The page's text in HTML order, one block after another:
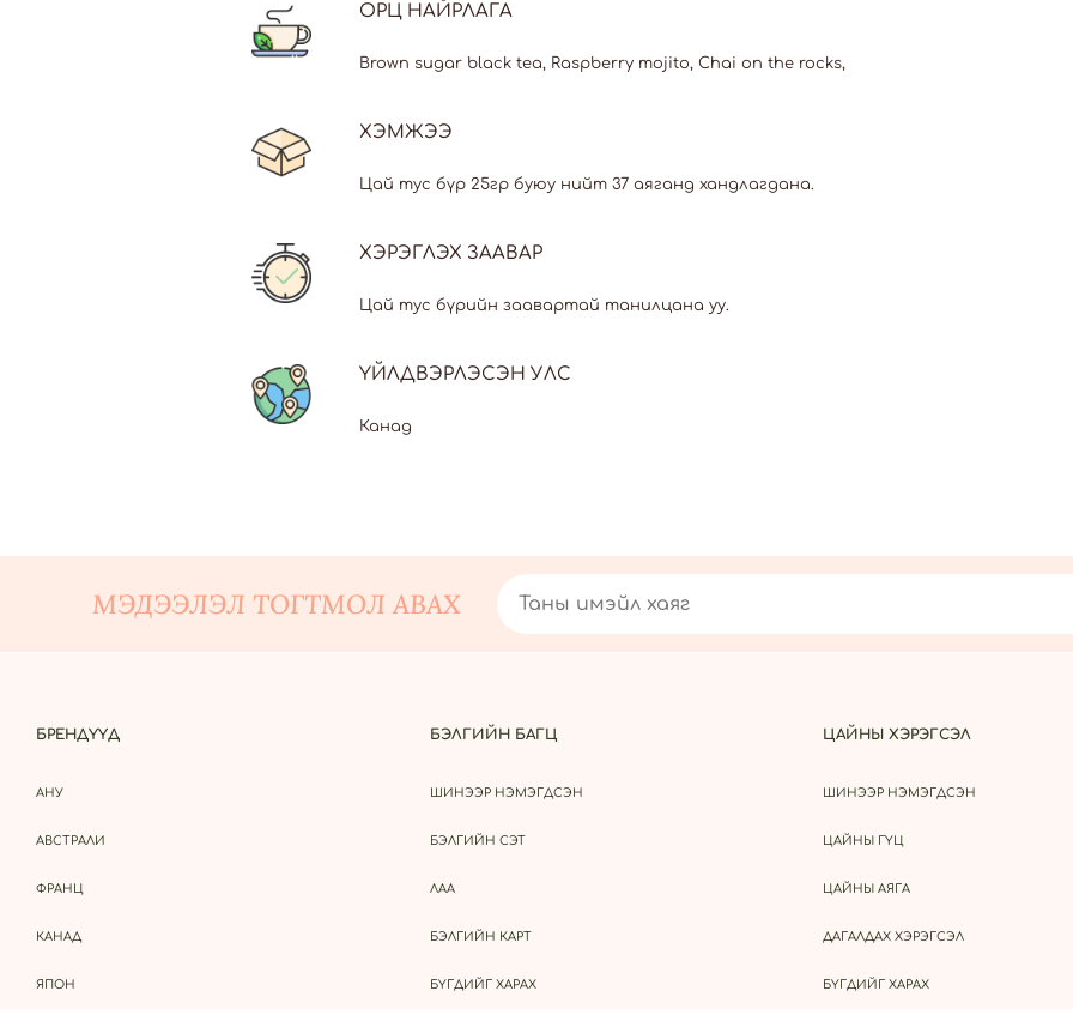
ОРЦ НАЙРЛАГА
Brown sugar black tea, Raspberry mojito, Chai on the rocks,
ХЭМЖЭЭ
Цай тус бүр 25гр буюу нийт 37 аяганд хандлагдана.
ХЭРЭГЛЭХ ЗААВАР
Цай тус бүрийн заавартай танилцана уу.
ҮЙЛДВЭРЛЭСЭН УЛС
Канад
МЭДЭЭЛЭЛ ТОГТМОЛ АВАХ
БРЕНДҮҮД
АНУ
АВСТРАЛИ
ФРАНЦ
КАНАД
ЯПОН
БЭЛГИЙН БАГЦ
ШИНЭЭР НЭМЭГДСЭН
БЭЛГИЙН СЭТ
ЛАА
БЭЛГИЙН КАРТ
БҮГДИЙГ ХАРАХ
ЦАЙНЫ ХЭРЭГСЭЛ
ШИНЭЭР НЭМЭГДСЭН
ЦАЙНЫ ГҮЦ
ЦАЙНЫ АЯГА
ДАГАЛДАХ ХЭРЭГСЭЛ
БҮГДИЙГ ХАРАХ